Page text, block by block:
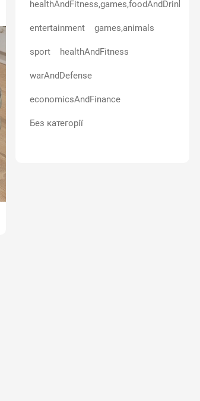
healthAndFitness,games,foodAndDrinks
entertainment games,animals
sport healthAndFitness
warAndDefense
economicsAndFinance
Без категорії